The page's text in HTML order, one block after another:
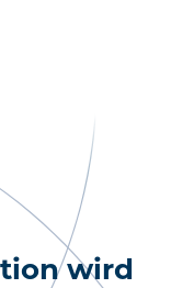
wird